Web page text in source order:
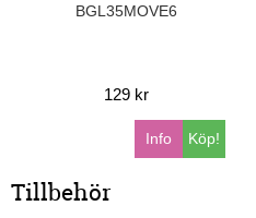
BGL35MOVE6
129 kr
Köp!
Info
Tillbehör